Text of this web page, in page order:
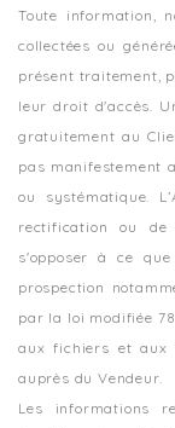
Toute information,
collectées ou
présent traitement,
leur droit d'accès.
gratuitement au
pas manifestement
ou systématique.
rectification ou de
s'opposer à ce
prospection
par la loi modifiée
aux fichiers et aux
auprès du Vendeur.
Les informations